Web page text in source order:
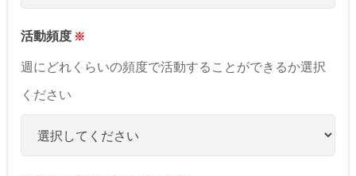
活動頻度
週にどれくらいの頻度で活動することができるか選択
ください